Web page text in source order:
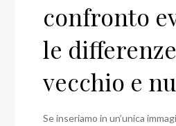
confronto
le
vecchio e
Se inseriamo in un’unica